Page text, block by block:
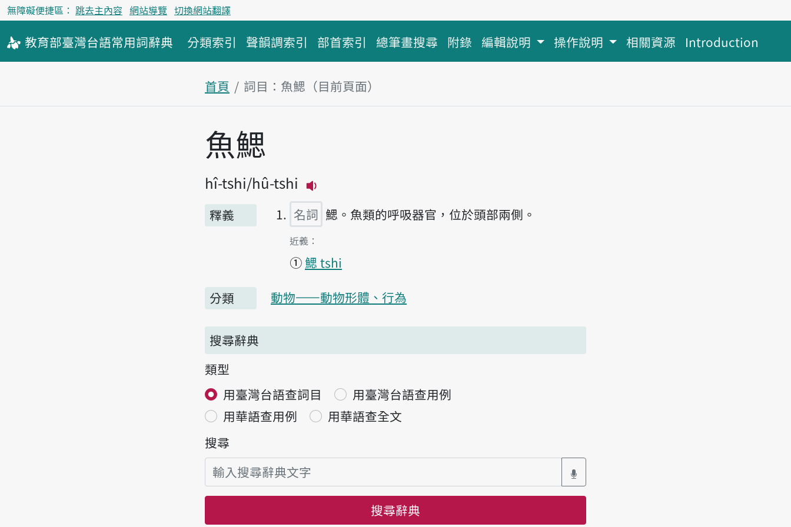
無障礙便捷區： 跳去主內容 網站導覽 切換網站翻譯
教育部臺灣台語常用詞辭典 分類索引 聲韻調索引 部首索引 總筆畫搜尋 附錄 編輯說明 操作說明 相關資源 Introduction
首頁 詞目：魚鰓（目前頁面）
主內容區塊
魚鰓
hî-tshi hû-tshi
釋義
名詞 鰓。魚類的呼吸器官，位於頭部兩側。
第1項釋義的
近義：
① 鰓 tshi
分類 動物——動物形體、行為
搜尋辭典
類型
用臺灣台語查詞目
用臺灣台語查用例
用華語查用例
用華語查全文
搜尋
搜尋辭典